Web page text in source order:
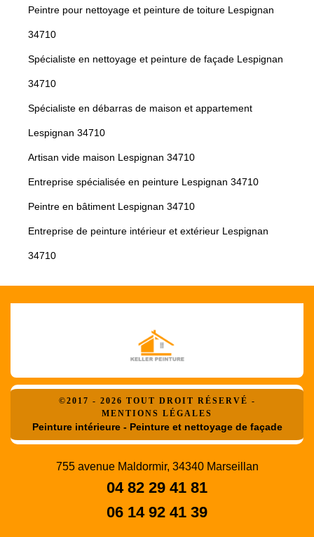
Peintre pour nettoyage et peinture de toiture Lespignan
34710
Spécialiste en nettoyage et peinture de façade Lespignan
34710
Spécialiste en débarras de maison et appartement
Lespignan 34710
Artisan vide maison Lespignan 34710
Entreprise spécialisée en peinture Lespignan 34710
Peintre en bâtiment Lespignan 34710
Entreprise de peinture intérieur et extérieur Lespignan
34710
©2017 - 2026 TOUT DROIT RÉSERVÉ -
MENTIONS LÉGALES
Peinture intérieure - Peinture et nettoyage de façade
755 avenue Maldormir, 34340 Marseillan
04 82 29 41 81
06 14 92 41 39